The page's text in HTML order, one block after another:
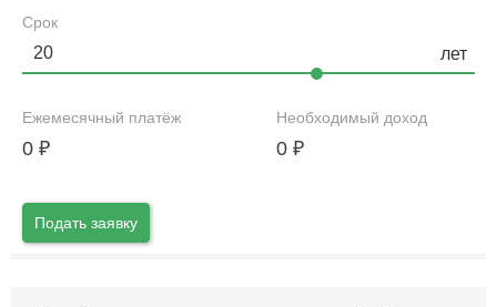
Срок
Ежемесячный платёж
0 ₽
Необходимый доход
0 ₽
Подать заявку